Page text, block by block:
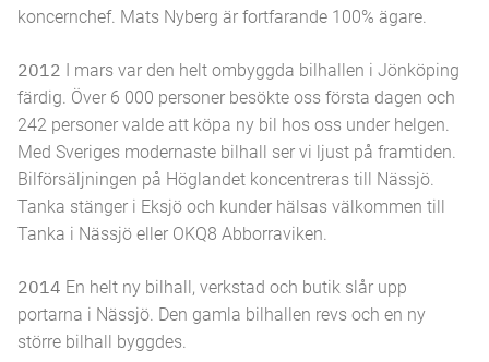
koncernchef. Mats Nyberg är fortfarande 100% ägare.
2012 I mars var den helt ombyggda bilhallen i Jönköping
färdig. Över 6 000 personer besökte oss första dagen och
242 personer valde att köpa ny bil hos oss under helgen.
Med Sveriges modernaste bilhall ser vi ljust på framtiden.
Bilförsäljningen på Höglandet koncentreras till Nässjö.
Tanka stänger i Eksjö och kunder hälsas välkommen till
Tanka i Nässjö eller OKQ8 Abborraviken.
2014 En helt ny bilhall, verkstad och butik slår upp
portarna i Nässjö. Den gamla bilhallen revs och en ny
större bilhall byggdes.